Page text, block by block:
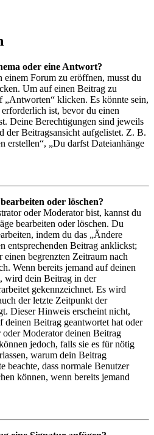
oder eine Antwort?
einem Forum zu eröffnen, musst du
Um auf einen Beitrag zu
„Antworten“ klicken. Es könnte sein,
ist, bevor du einen
Deine Berechtigungen sind jeweils
der Beitragsansicht aufgelistet. Z. B.
erstellen“, „Du darfst Dateianhänge
oder löschen?
oder Moderator bist, kannst du
bearbeiten oder löschen. Du
indem du das „Ändere
entsprechenden Beitrag anklickst;
begrenzten Zeitraum nach
Wenn bereits jemand auf deinen
wird dein Beitrag in der
gekennzeichnet. Es wird
der letzte Zeitpunkt der
Dieser Hinweis erscheint nicht,
deinen Beitrag geantwortet hat oder
Moderator deinen Beitrag
jedoch, falls sie es für nötig
warum dein Beitrag
beachte, dass normale Benutzer
können, wenn bereits jemand